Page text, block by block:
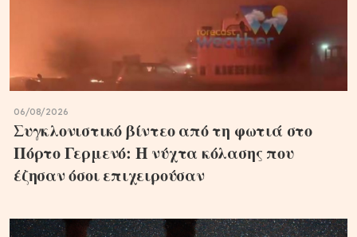
06/08/2026
Συγκλονιστικό βίντεο από τη φωτιά στο
Πόρτο Γερμενό: Η νύχτα κόλασης που
έζησαν όσοι επιχειρούσαν